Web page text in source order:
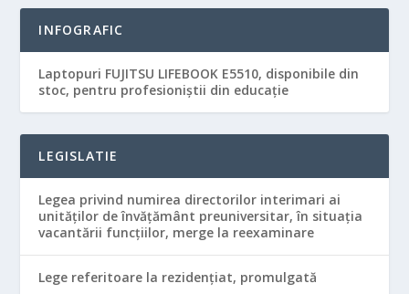
INFOGRAFIC
Laptopuri FUJITSU LIFEBOOK E5510, disponibile din
stoc, pentru profesioniștii din educație
LEGISLATIE
Legea privind numirea directorilor interimari ai
unităţilor de învăţământ preuniversitar, în situaţia
vacantării funcţiilor, merge la reexaminare
Lege referitoare la rezidenţiat, promulgată